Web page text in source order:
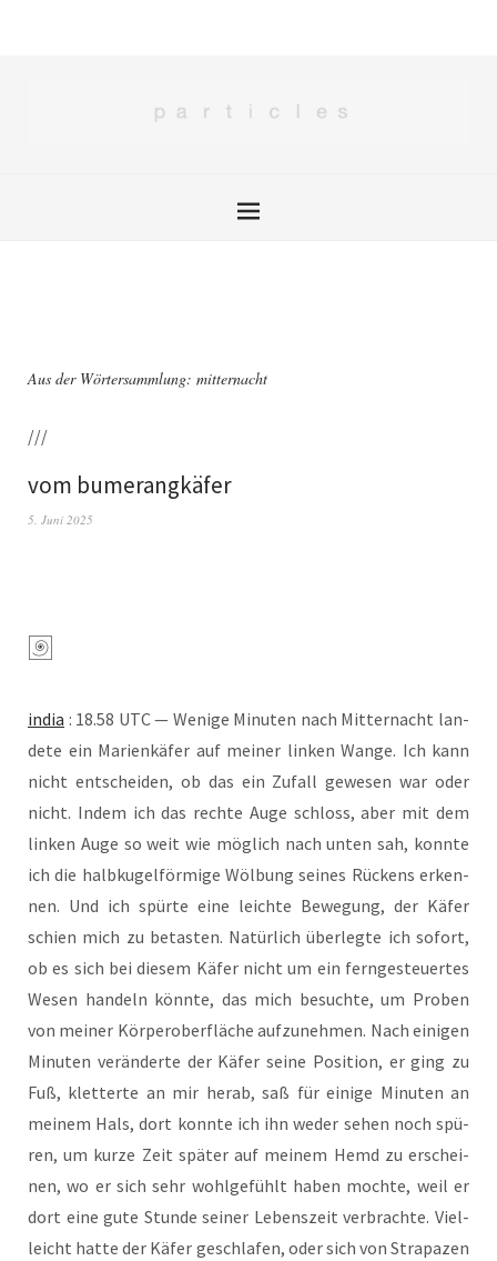
Aus der Wörtersammlung: mitternacht
///
vom bumerangkäfer
5. Juni 2025
india : 18.58 UTC — Weni­ge Minu­ten nach Mit­ter­nacht lan­
de­te ein Mari­en­kä­fer auf mei­ner lin­ken Wan­ge. Ich kann
nicht ent­schei­den, ob das ein Zufall gewe­sen war oder
nicht. Indem ich das rech­te Auge schloss, aber mit dem
lin­ken Auge so weit wie mög­lich nach unten sah, konn­te
ich die halb­ku­gel­för­mi­ge Wöl­bung sei­nes Rückens erken­
nen. Und ich spür­te eine leich­te Bewe­gung, der Käfer
schien mich zu betas­ten. Natür­lich über­leg­te ich sofort,
ob es sich bei die­sem Käfer nicht um ein fern­ge­steu­er­tes
Wesen han­deln könn­te, das mich besuch­te, um Pro­ben
von mei­ner Kör­per­ober­flä­che auf­zu­neh­men. Nach eini­gen
Minu­ten ver­än­der­te der Käfer sei­ne Posi­ti­on, er ging zu
Fuß, klet­ter­te an mir her­ab, saß für eini­ge Minu­ten an
mei­nem Hals, dort konn­te ich ihn weder sehen noch spü­
ren, um kur­ze Zeit spä­ter auf mei­nem Hemd zu erschei­
nen, wo er sich sehr wohl­ge­fühlt haben moch­te, weil er
dort eine gute Stun­de sei­ner Lebens­zeit ver­brach­te. Viel­
leicht hat­te der Käfer geschla­fen, oder sich von Stra­pa­zen